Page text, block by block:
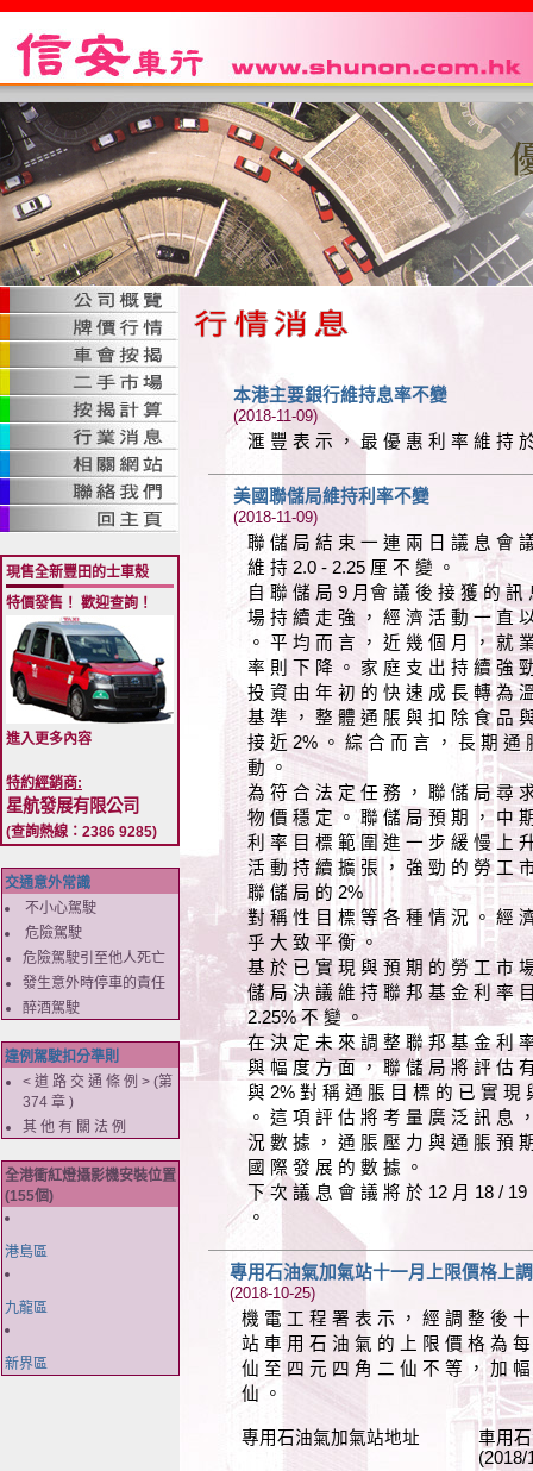
現售全新豐田的士車殼
特價發售！ 歡迎查詢！
進入更多內容
特約經銷商:
星航發展有限公司
(查詢熱線：2386 9285)
交通意外常識
不小心駕駛
危險駕駛
危險駕駛引至他人死亡
發生意外時停車的責任
醉酒駕駛
違例駕駛扣分準則
< 道 路 交 通 條 例 > (第
374 章 )
其 他 有 關 法 例
全港衝紅燈攝影機安裝位置
(155個)
港島區
九龍區
新界區
本港主要銀行維持息率不變
(2018-11-09)
滙 豐 表 示 ， 最 優 惠 利 率 維 持
美國聯儲局維持利率不變
(2018-11-09)
聯 儲 局 結 束 一 連 兩 日 議 息 會
維 持 2.0 - 2.25 厘 不 變 。
自 聯 儲 局 9 月會 議 後 接 獲 的 訊
場 持 續 走 強 ， 經 濟 活 動 一 直
。 平 均 而 言 ， 近 幾 個 月 ， 就
率 則 下 降 。 家 庭 支 出 持 續 強
投 資 由 年 初 的 快 速 成 長 轉 為
基 準 ， 整 體 通 脹 與 扣 除 食 品
接 近 2% 。 綜 合 而 言 ， 長 期 通
動 。
為 符 合 法 定 任 務 ， 聯 儲 局 尋
物 價 穩 定 。 聯 儲 局 預 期 ， 中
利 率 目 標 範 圍 進 一 步 緩 慢 上
活 動 持 續 擴 張 ， 強 勁 的 勞 工
聯 儲 局 的 2%
對 稱 性 目 標 等 各 種 情 況 。 經
乎 大 致 平 衡 。
基 於 已 實 現 與 預 期 的 勞 工 市
儲 局 決 議 維 持 聯 邦 基 金 利 率
2.25% 不 變 。
在 決 定 未 來 調 整 聯 邦 基 金 利
與 幅 度 方 面 ， 聯 儲 局 將 評 估
與 2% 對 稱 通 脹 目 標 的 已 實 現
。 這 項 評 估 將 考 量 廣 泛 訊 息
況 數 據 ， 通 脹 壓 力 與 通 脹 預
國 際 發 展 的 數 據 。
下 次 議 息 會 議 將 於 12 月 18 /
。
專用石油氣加氣站十一月上限價格上調
(2018-10-25)
機 電 工 程 署 表 示 ， 經 調 整 後
站 車 用 石 油 氣 的 上 限 價 格 為
仙 至 四 元 四 角 二 仙 不 等 ， 加
仙 。
專用石油氣加氣站地址 車用石
(2018/11/01-